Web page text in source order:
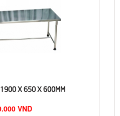
1900 X 650 X 600MM
VND